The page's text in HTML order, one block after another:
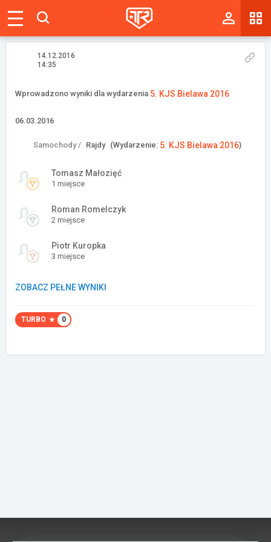
Tablica
Giełda
Ranking
Zaloguj się
Załóż konto
14.12.2016
14:35
Wprowadzono wyniki dla wydarzenia 5. KJS Bielawa 2016
06.03.2016
Samochody / Rajdy (Wydarzenie: 5. KJS Bielawa 2016)
Tomasz Małozięć
1 miejsce
Roman Romelczyk
2 miejsce
Piotr Kuropka
3 miejsce
ZOBACZ PEŁNE WYNIKI
TURBO 0